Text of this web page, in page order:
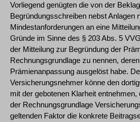
Vorliegend genügten die von der
Begründungsschreiben nebst Anlagen
Mindestanforderungen an eine
Gründe im Sinne des § 203 Abs. 5
der Mitteilung zur Begründung der
Rechnungsgrundlage zu nennen,
Prämienanpassung ausgelöst habe.
Versicherungsnehmer könne den
mit der gebotenen Klarheit
der Rechnungsgrundlage
geltenden Faktor die konkrete